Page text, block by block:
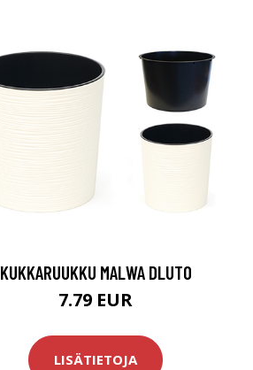
KUKKARUUKKU MALWA DLUTO
7.79 EUR
LISÄTIETOJA